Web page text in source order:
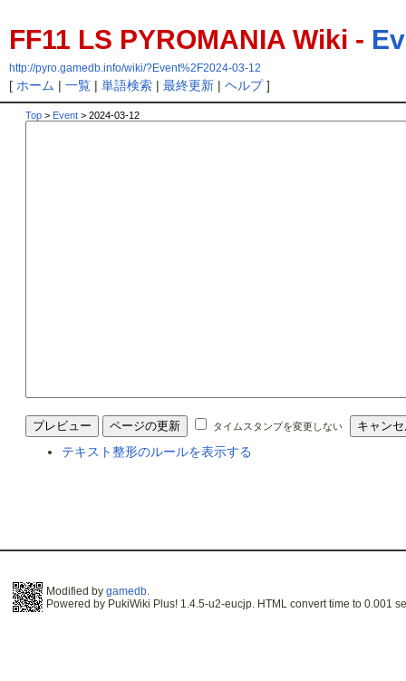
FF11 LS PYROMANIA Wiki -
http://pyro.gamedb.info/wiki/?Event%2F2024-03-12
[ ホーム | 一覧| 単語検索| 最終更新| ヘルプ]
Top > Event > 2024-03-12
タイムスタンプを変更しない
テキスト整形のルールを表示する
Modified by gamedb.
Powered by PukiWiki Plus! 1.4.5-u2-eucjp. HTML convert time to 0.001